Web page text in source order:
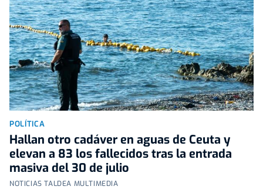
POLÍTICA
Hallan otro cadáver en aguas de Ceuta y
elevan a 83 los fallecidos tras la entrada
masiva del 30 de julio
NOTICIAS TALDEA MULTIMEDIA